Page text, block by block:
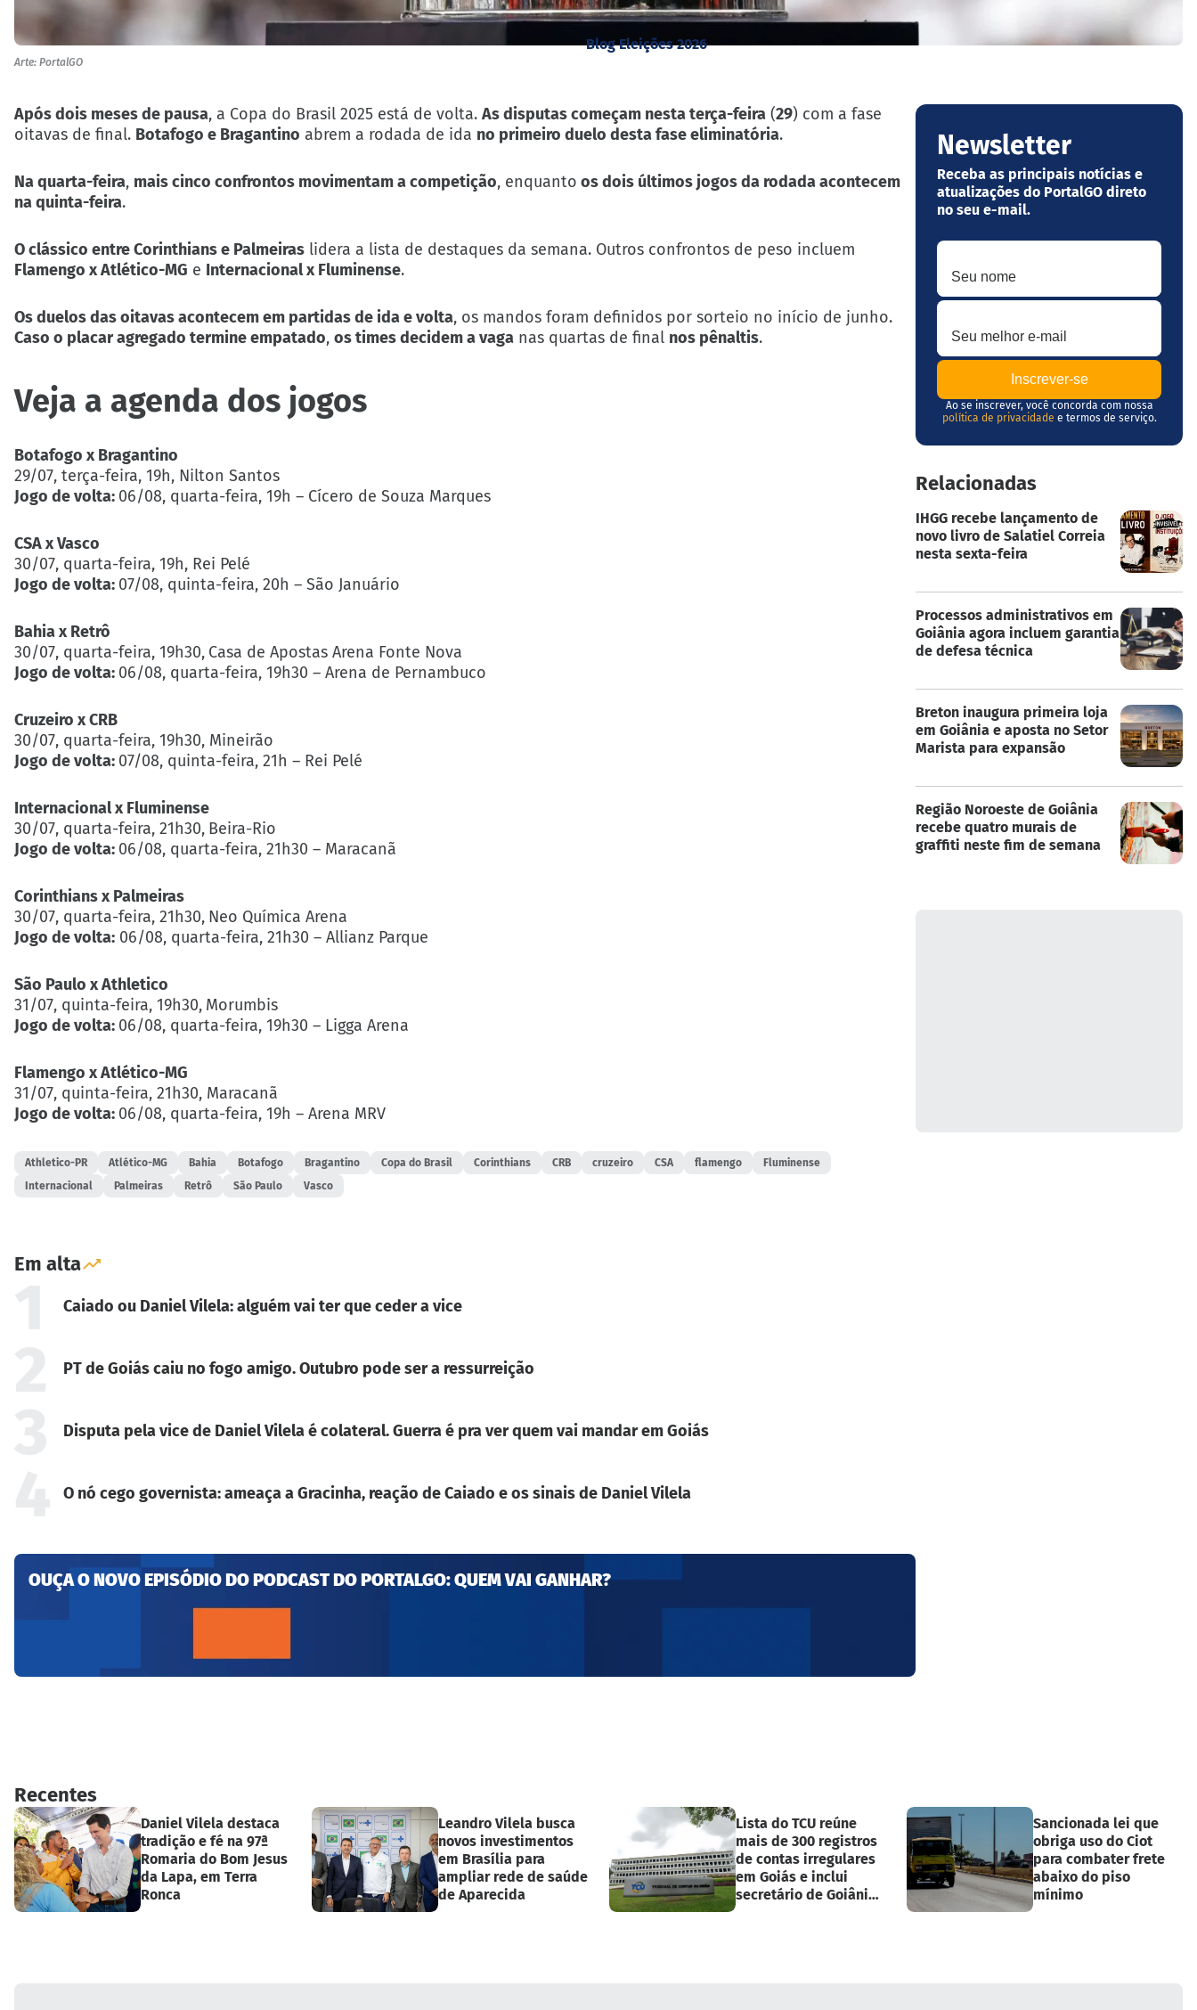
Blog Eleições 2026
Arte: PortalGO
Após dois meses de pausa, a Copa do Brasil 2025 está de volta. As disputas começam nesta terça-feira (29) com a fase
oitavas de final. Botafogo e Bragantino abrem a rodada de ida no primeiro duelo desta fase eliminatória.
Na quarta-feira, mais cinco confrontos movimentam a competição, enquanto os dois últimos jogos da rodada acontecem
na quinta-feira.
O clássico entre Corinthians e Palmeiras lidera a lista de destaques da semana. Outros confrontos de peso incluem
Flamengo x Atlético-MG e Internacional x Fluminense.
Os duelos das oitavas acontecem em partidas de ida e volta, os mandos foram definidos por sorteio no início de junho.
Caso o placar agregado termine empatado, os times decidem a vaga nas quartas de final nos pênaltis.
Veja a agenda dos jogos
Botafogo x Bragantino
29/07, terça-feira, 19h, Nilton Santos
Jogo de volta: 06/08, quarta-feira, 19h – Cícero de Souza Marques
CSA x Vasco
30/07, quarta-feira, 19h, Rei Pelé
Jogo de volta: 07/08, quinta-feira, 20h – São Januário
Bahia x Retrô
30/07, quarta-feira, 19h30, Casa de Apostas Arena Fonte Nova
Jogo de volta: 06/08, quarta-feira, 19h30 – Arena de Pernambuco
Cruzeiro x CRB
30/07, quarta-feira, 19h30, Mineirão
Jogo de volta: 07/08, quinta-feira, 21h – Rei Pelé
Internacional x Fluminense
30/07, quarta-feira, 21h30, Beira-Rio
Jogo de volta: 06/08, quarta-feira, 21h30 – Maracanã
Corinthians x Palmeiras
30/07, quarta-feira, 21h30, Neo Química Arena
Jogo de volta: 06/08, quarta-feira, 21h30 – Allianz Parque
São Paulo x Athletico
31/07, quinta-feira, 19h30, Morumbis
Jogo de volta: 06/08, quarta-feira, 19h30 – Ligga Arena
Flamengo x Atlético-MG
31/07, quinta-feira, 21h30, Maracanã
Jogo de volta: 06/08, quarta-feira, 19h – Arena MRV
Athletico-PR Atlético-MG Bahia Botafogo Bragantino Copa do Brasil Corinthians CRB cruzeiro CSA flamengo
Fluminense
Internacional
Palmeiras Retrô São Paulo Vasco
Em alta
Caiado ou Daniel Vilela: alguém vai ter que ceder a vice
PT de Goiás caiu no fogo amigo. Outubro pode ser a ressurreição
Disputa pela vice de Daniel Vilela é colateral. Guerra é pra ver quem vai mandar em Goiás
O nó cego governista: ameaça a Gracinha, reação de Caiado e os sinais de Daniel Vilela
OUÇA O NOVO EPISÓDIO DO PODCAST DO PORTALGO: QUEM VAI GANHAR?
Newsletter
Receba as principais notícias e
atualizações do PortalGO direto
no seu e-mail.
Seu nome
Seu melhor e-mail
Ao se inscrever, você concorda com nossa
política de privacidade e termos de serviço.
Relacionadas
IHGG recebe lançamento de
novo livro de Salatiel Correia
nesta sexta-feira
Processos administrativos em
Goiânia agora incluem garantia
de defesa técnica
Breton inaugura primeira loja
em Goiânia e aposta no Setor
Marista para expansão
Região Noroeste de Goiânia
recebe quatro murais de
graffiti neste fim de semana
Recentes
Daniel Vilela destaca
tradição e fé na 97ª
Romaria do Bom Jesus
da Lapa, em Terra
Ronca
Leandro Vilela busca
novos investimentos
em Brasília para
ampliar rede de saúde
de Aparecida
Lista do TCU reúne
mais de 300 registros
de contas irregulares
em Goiás e inclui
secretário de Goiânia
Sancionada lei que
obriga uso do Ciot
para combater frete
abaixo do piso
mínimo